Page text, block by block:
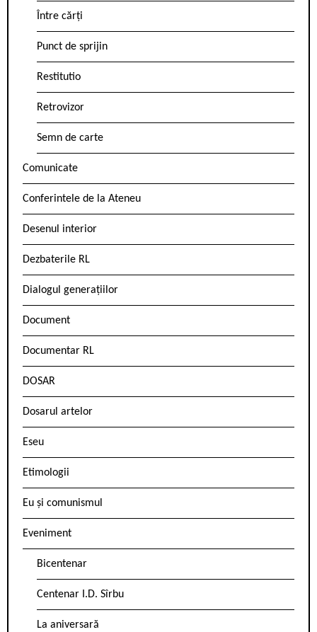
Între cărți
Punct de sprijin
Restitutio
Retrovizor
Semn de carte
Comunicate
Conferintele de la Ateneu
Desenul interior
Dezbaterile RL
Dialogul generațiilor
Document
Documentar RL
DOSAR
Dosarul artelor
Eseu
Etimologii
Eu și comunismul
Eveniment
Bicentenar
Centenar I.D. Sîrbu
La aniversară